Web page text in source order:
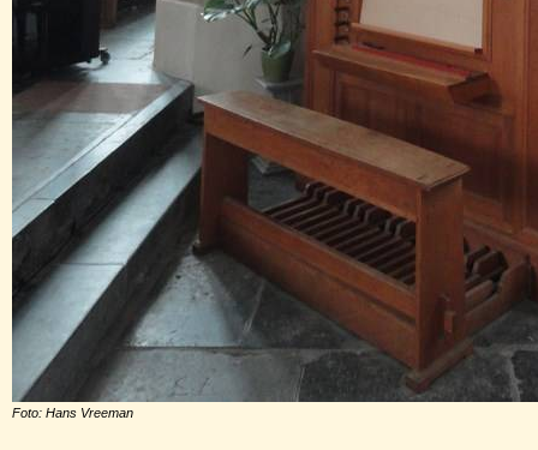
Foto: Hans Vreeman